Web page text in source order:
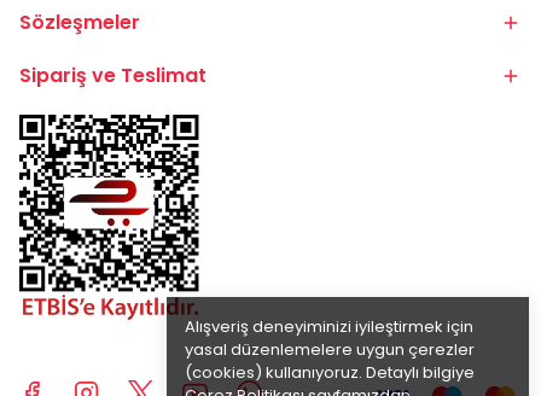
Alışveriş deneyiminizi iyileştirmek için
yasal düzenlemelere uygun çerezler
(cookies) kullanıyoruz. Detaylı bilgiye
Sözleşmeler
Sipariş ve Teslimat